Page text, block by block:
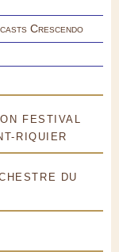
Crescendo
FESTIVAL
RIQUIER
DU